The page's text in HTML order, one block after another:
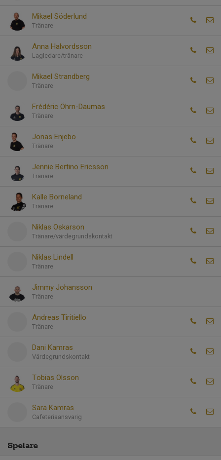
Mikael Söderlund
Tränare
Anna Halvordsson
Lagledare/tränare
Mikael Strandberg
Tränare
Frédéric Öhrn-Daumas
Tränare
Jonas Enjebo
Tränare
Jennie Bertino Ericsson
Tränare
Kalle Borneland
Tränare
Niklas Oskarson
Tränare/värdegrundskontakt
Niklas Lindell
Tränare
Jimmy Johansson
Tränare
Andreas Tiritiello
Tränare
Dani Kamras
Värdegrundskontakt
Tobias Olsson
Tränare
Sara Kamras
Cafeteriaansvarig
Spelare